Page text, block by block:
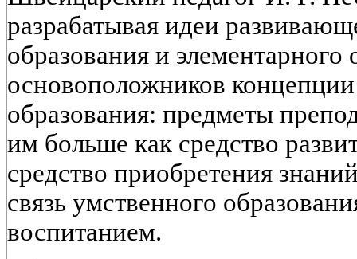
разрабатывая идеи
образования и
основоположников
образования: предметы
им больше как средство
средство приобретения
связь умственного
воспитанием.